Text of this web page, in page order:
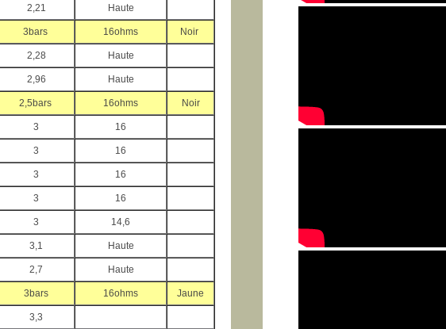
2,21 Haute
3bars 16ohms Noir
2,28 Haute
2,96 Haute
2,5bars 16ohms Noir
3 16
3 16
3 16
3 16
3 14,6
3,1 Haute
2,7 Haute
3bars 16ohms Jaune
3,3